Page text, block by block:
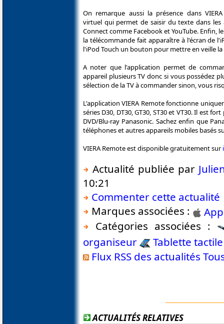
On remarque aussi la présence dans
virtuel qui permet de saisir du texte dans les
Connect comme Facebook et YouTube. Enfin,
la télécommande fait apparaître à l'écran de
l'iPod Touch un bouton pour mettre en veille la
A noter que l'application permet de
appareil plusieurs TV donc si vous possédez
sélection de la TV à commander sinon, vous
L'application VIERA Remote fonctionne
séries D30, DT30, GT30, ST30 et VT30. Il est
DVD/Blu-ray Panasonic. Sachez enfin que
téléphones et autres appareils mobiles basés
VIERA Remote est disponible gratuitement sur
Actualité publiée par
10:21
Commenter cette actualité
Marques associées :
Catégories associées :
organiseur
Tablette tactile
Flux RSS des actualités
ACTUALITÉS RELATIVES